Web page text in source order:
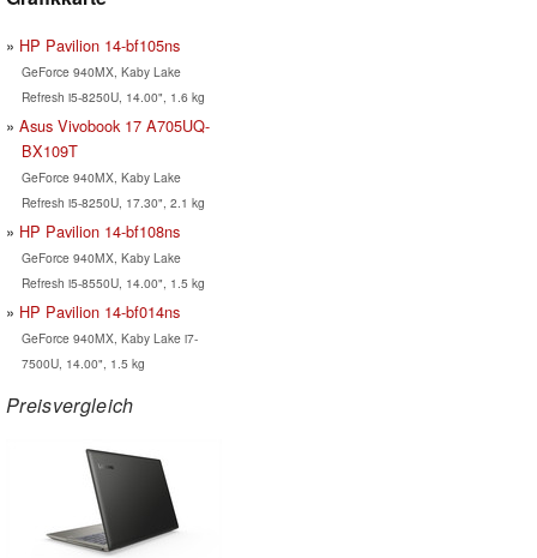
HP Pavilion 14-bf105ns
GeForce 940MX, Kaby Lake
Refresh i5-8250U, 14.00", 1.6 kg
Asus Vivobook 17 A705UQ-
BX109T
GeForce 940MX, Kaby Lake
Refresh i5-8250U, 17.30", 2.1 kg
HP Pavilion 14-bf108ns
GeForce 940MX, Kaby Lake
Refresh i5-8550U, 14.00", 1.5 kg
HP Pavilion 14-bf014ns
GeForce 940MX, Kaby Lake i7-
7500U, 14.00", 1.5 kg
Preisvergleich